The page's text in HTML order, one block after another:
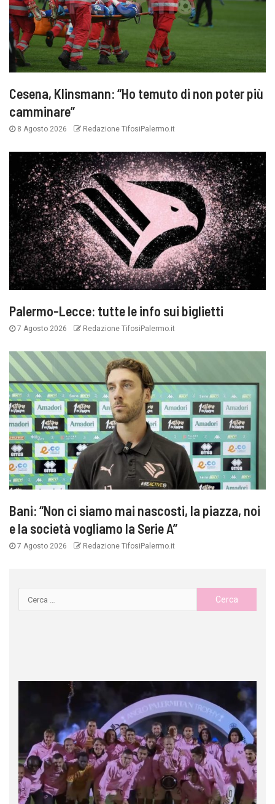
Cesena, Klinsmann: “Ho temuto di non poter più
camminare”
8 Agosto 2026 Redazione TifosiPalermo.it
Palermo-Lecce: tutte le info sui biglietti
7 Agosto 2026 Redazione TifosiPalermo.it
Bani: “Non ci siamo mai nascosti, la piazza, noi
e la società vogliamo la Serie A”
7 Agosto 2026 Redazione TifosiPalermo.it